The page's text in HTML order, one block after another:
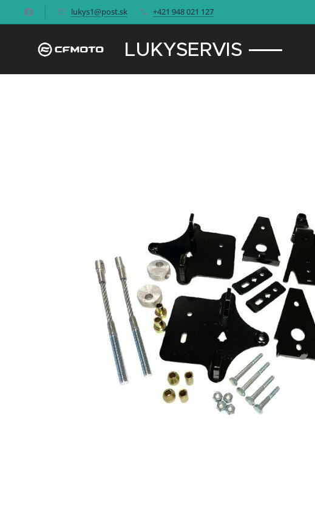
lukys1@post.sk +421 948 021 127
LUKYSERVIS